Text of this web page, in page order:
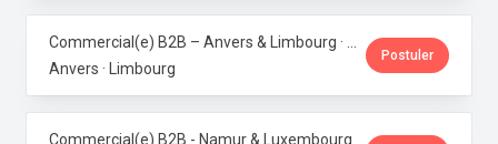
Anvers · Limbourg
Postuler